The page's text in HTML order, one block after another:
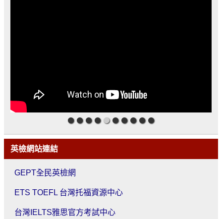
英檢網站連結
GEPT全民英檢網
ETS TOEFL 台灣托福資源中心
台灣IELTS雅思官方考試中心